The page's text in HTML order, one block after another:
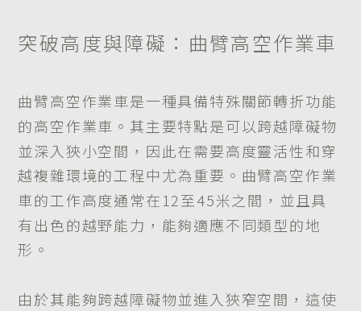
突破高度與障礙：曲臂高空作業車
曲臂高空作業車是一種具備特殊關節轉折功能
的高空作業車。其主要特點是可以跨越障礙物
並深入狹小空間，因此在需要高度靈活性和穿
越複雜環境的工程中尤為重要。曲臂高空作業
車的工作高度通常在12至45米之間，並且具
有出色的越野能力，能夠適應不同類型的地
形。
由於其能夠跨越障礙物並進入狹窄空間，這使